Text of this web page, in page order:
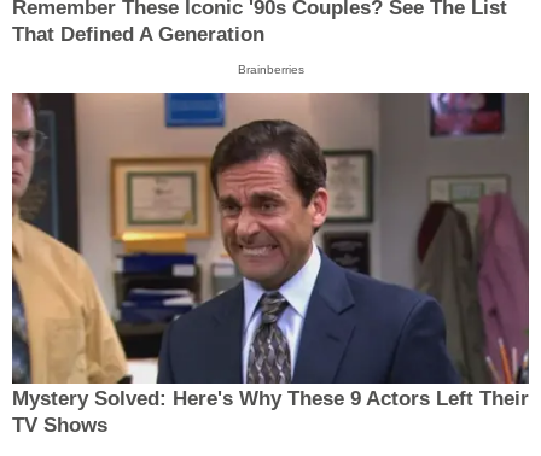
Remember These Iconic '90s Couples? See The List
That Defined A Generation
Brainberries
Mystery Solved: Here's Why These 9 Actors Left Their
TV Shows